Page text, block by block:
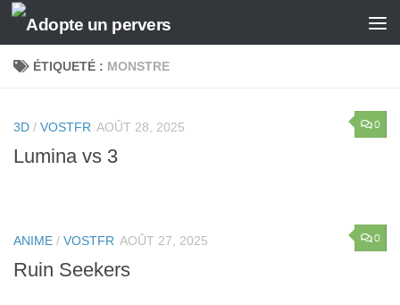
Skip to content
ÉTIQUETÉ : MONSTRE
0
3D / VOSTFR AOÛT 28, 2025
Lumina vs 3
0
ANIME / VOSTFR AOÛT 27, 2025
Ruin Seekers